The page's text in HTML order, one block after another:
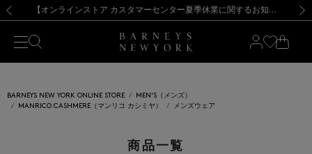
新規登録のお客様も対象！＜MY BARNEYS＞会員のお客様は11,000円（税込）以上のお買上げで常時送料無料！お買い物の際は会員登録を！
【夏季休業に伴う出荷一時停止のお知らせ】(2026.8.7) 【オンラインストア カスタマーセンター夏季休業に関するお知らせ】（2026.8.7）
【夏季休業に伴う返品・交換承り一時停止のお知らせ】（2026.8.5）
熊本県を中心とした地震の影響によるお荷物のお届けについて
【開催中】SUMMER SALEのご案内・ご注意事項 新規登録のお客様も対象！＜MY BARNEYS＞会員のお客様は11,000円（税込）以上のお買上げで常時送料無料！お買い物の際は会員登録を！
【夏季休業に伴う出荷一時停止のお知らせ】(2026.8.7)
BARNEYS NEW YORK ONLINE STORE
MEN'S（メンズ）
MANRICO CASHMERE（マンリコ カシミヤ）
メンズウェア
商品一覧